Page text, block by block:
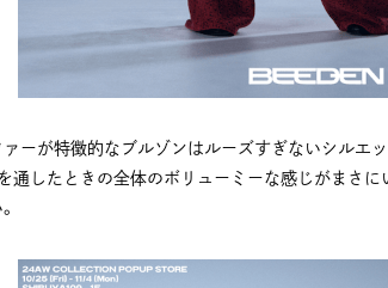
ーが特徴的なブルゾンはルーズすぎないシルエ
通したときの全体のボリューミーな感じがまさ